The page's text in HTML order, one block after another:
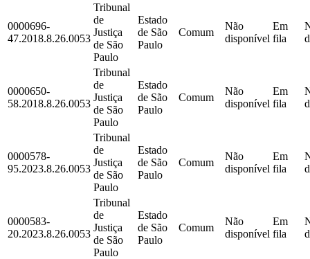
0000696-
47.2018.8.26.0053
Tribunal
de
Justiça
de São
Paulo
Estado
de São
Paulo
Comum
Não
disponível
Em
fila
0000650-
58.2018.8.26.0053
Tribunal
de
Justiça
de São
Paulo
Estado
de São
Paulo
Comum
Não
disponível
Em
fila
0000578-
95.2023.8.26.0053
Tribunal
de
Justiça
de São
Paulo
Estado
de São
Paulo
Comum
Não
disponível
Em
fila
0000583-
20.2023.8.26.0053
Tribunal
de
Justiça
de São
Paulo
Estado
de São
Paulo
Comum
Não
disponível
Em
fila